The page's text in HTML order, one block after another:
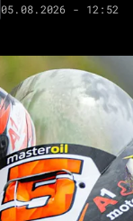
05.08.2026 - 12:52